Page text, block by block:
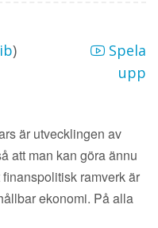
)
Spela
upp
är utvecklingen av
att man kan göra ännu
ramverk är
ekonomi. På alla